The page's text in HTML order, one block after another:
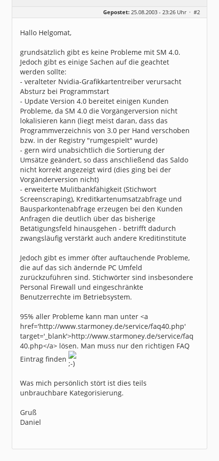
Dabei seit:
02 / 2003
Gepostet: 25.08.2003 - 23:26 Uhr · #2
Hallo Helgomat,
grundsätzlich gibt es keine Probleme mit SM 4.0.
Jedoch gibt es einige Sachen auf die geachtet
werden sollte:
- veralteter Nvidia-Grafikkartentreiber verursacht
Absturz bei Programmstart
- Update Version 4.0 bereitet einigen Kunden
Probleme, da SM 4.0 die Vorgängerversion nicht
lokalisieren kann (liegt meist daran, dass das
Programmverzeichnis von 3.0 per Hand verschoben
bzw. in der Registry "rumgespielt" wurde)
- gern wird unabsichtlich die Sortierung der
Umsätze geändert, so dass anschließend das Saldo
nicht korrekt angezeigt wird (dies ging bei der
Vorgänderversion nicht)
- erweiterte Mulitbankfähigkeit (Stichwort
Screenscraping), Kreditkartenumsatzabfrage und
Bausparkontenabfrage erzeugen bei den Kunden
Anfragen die deutlich über das bisherige
Betätigungsfeld hinausgehen - betrifft dadurch
zwangsläufig verstärkt auch andere Kreditinstitute
Jedoch gibt es immer öfter auftauchende Probleme,
die auf das sich ändernde PC Umfeld
zurückzuführen sind. Stichwörter sind insbesondere
Personal Firewall und eingeschränkte
Benutzerrechte im Betriebsystem.
95% aller Probleme kann man unter <a
href='http://www.starmoney.de/service/faq40.php'
target='_blank'>http://www.starmoney.de/service/faq
40.php</a> lösen. Man muss nur den richtigen FAQ
Eintrag finden
Was mich persönlich stört ist dies teils
unbrauchbare Kategorisierung.
Gruß
Daniel